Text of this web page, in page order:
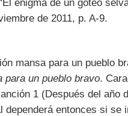
enigma de un goteo
de 2011, p. A-9.
mansa para un pueblo
para un pueblo bravo.
1 (Después del año
dependerá entonces si se